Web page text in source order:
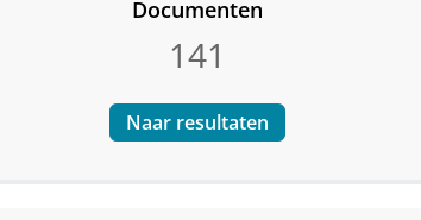
Documenten
141
Naar resultaten